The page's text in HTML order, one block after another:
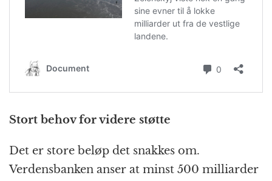
Stort behov for videre støtte
Det er store beløp det snakkes om.
Verdensbanken anser at minst 500 milliarder